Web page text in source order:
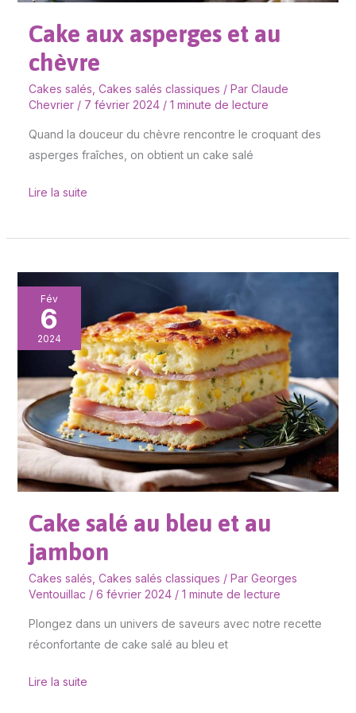
Cake aux asperges et au
chèvre
Cakes salés Cakes salés classiques / Par Claude
Chevrier / 7 février 2024 / 1 minute de lecture
Quand la douceur du chèvre rencontre le croquant des
asperges fraîches, on obtient un cake salé
Lire la suite
Fév
6
2024
Cake salé au bleu et au
jambon
Cakes salés Cakes salés classiques / Par Georges
Ventouillac / 6 février 2024 / 1 minute de lecture
Plongez dans un univers de saveurs avec notre recette
réconfortante de cake salé au bleu et
Cake
salé
au
et
au
jambon
Lire la suite